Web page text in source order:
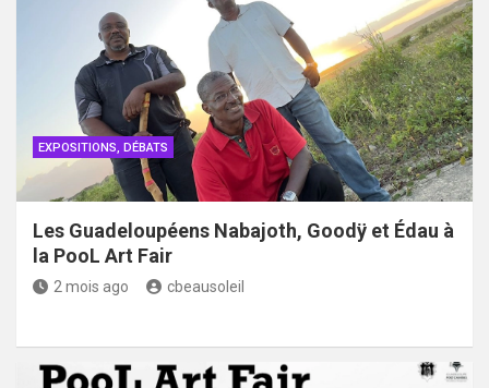
EXPOSITIONS, DÉBATS
Les Guadeloupéens Nabajoth, Goodÿ et Édau à
la PooL Art Fair
2 mois ago cbeausoleil